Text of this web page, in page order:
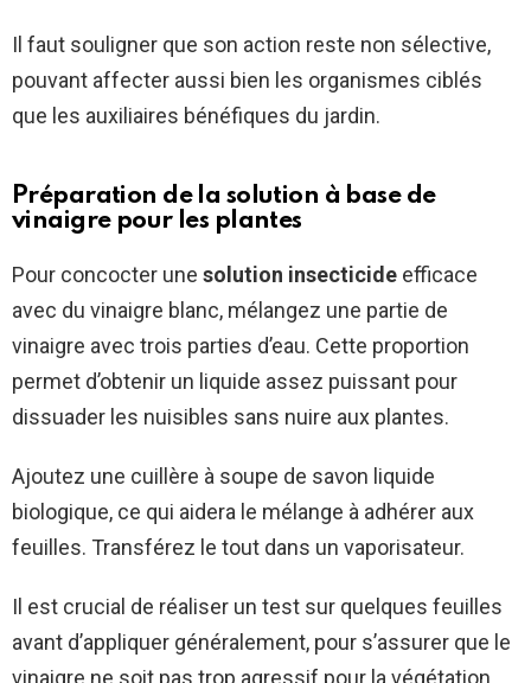
Il faut souligner que son action reste non sélective,
pouvant affecter aussi bien les organismes ciblés
que les auxiliaires bénéfiques du jardin.
Préparation de la solution à base de
vinaigre pour les plantes
Pour concocter une solution insecticide efficace
avec du vinaigre blanc, mélangez une partie de
vinaigre avec trois parties d’eau. Cette proportion
permet d’obtenir un liquide assez puissant pour
dissuader les nuisibles sans nuire aux plantes.
Ajoutez une cuillère à soupe de savon liquide
biologique, ce qui aidera le mélange à adhérer aux
feuilles. Transférez le tout dans un vaporisateur.
Il est crucial de réaliser un test sur quelques feuilles
avant d’appliquer généralement, pour s’assurer que le
vinaigre ne soit pas trop agressif pour la végétation